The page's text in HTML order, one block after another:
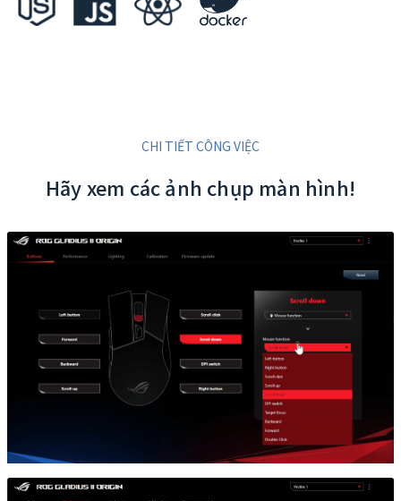
CHI TIẾT CÔNG VIỆC
Hãy xem các ảnh chụp màn hình!